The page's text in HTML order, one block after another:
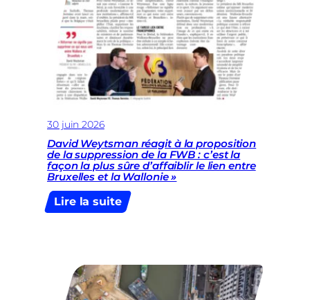
sur
les
violences
dans
les
manifestations
30 juin 2026
David Weytsman réagit à la proposition
de la suppression de la FWB : c’est la
façon la plus sûre d’affaiblir le lien entre
Bruxelles et la Wallonie »
Lire la suite:
David
à
la
proposition